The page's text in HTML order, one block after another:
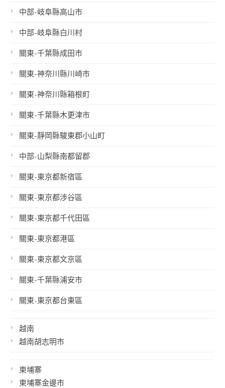
中部-岐阜縣高山市
中部-岐阜縣白川村
關東-千葉縣成田市
關東-神奈川縣川崎市
關東-神奈川縣箱根町
關東-千葉縣木更津市
關東-靜岡縣駿東郡小山町
中部-山梨縣南都留郡
關東-東京都新宿區
關東-東京都涉谷區
關東-東京都千代田區
關東-東京都港區
關東-東京都文京區
關東-千葉縣浦安市
關東-東京都台東區
越南
越南胡志明市
柬埔寨
柬埔寨金邊市